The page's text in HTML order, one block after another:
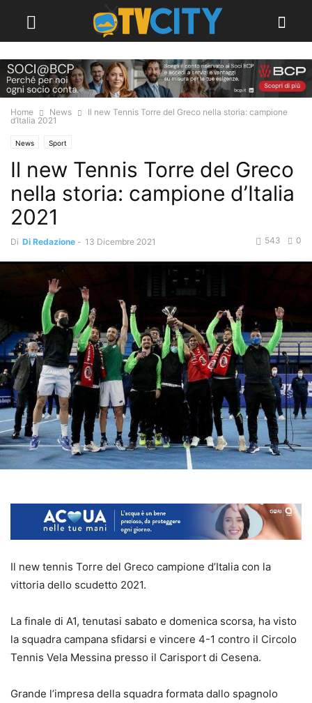
Home News
Il new Tennis Torre del Greco nella storia: campione
d’Italia 2021
News Sport
Il new Tennis Torre del Greco
nella storia: campione d’Italia
2021
Di Di Redazione - 13 Dicembre 2021 0
543
Il new tennis Torre del Greco campione d’Italia con la
vittoria dello scudetto 2021.
La finale di A1, tenutasi sabato e domenica scorsa, ha visto
la squadra campana sfidarsi e vincere 4-1 contro il Circolo
Tennis Vela Messina presso il Carisport di Cesena.
Grande l’impresa della squadra formata dallo spagnolo